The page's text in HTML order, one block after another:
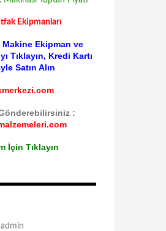
Ekipmanları
Ekipman ve
Tıklayın, Kredi Kartı
Satın Alın
:
İçin Tıklayın
admin